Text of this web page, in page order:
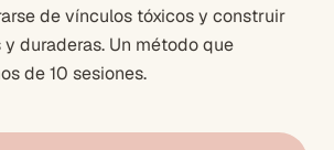
de vínculos tóxicos y construir
duraderas. Un método que
de 10 sesiones.